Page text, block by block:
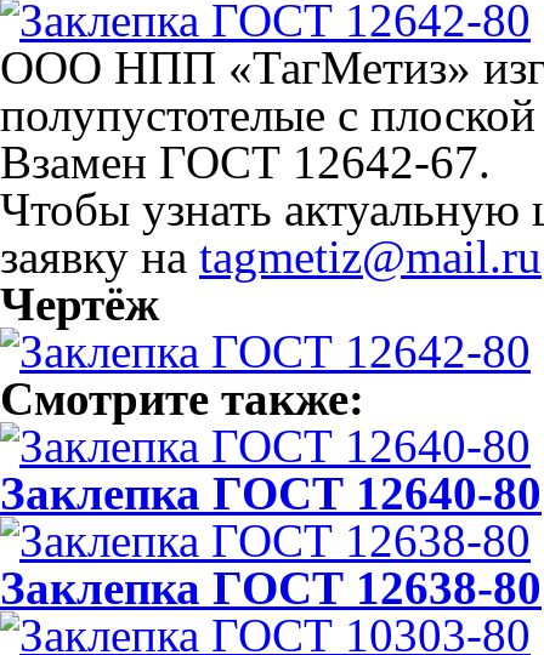
ООО НПП «ТагМетиз»
полупустотелые с
Взамен ГОСТ 12642-67.
Чтобы узнать
заявку на tagmetiz@mail.ru
Чертёж
Смотрите также:
Заклепка ГОСТ 12640-80
Заклепка ГОСТ 12638-80